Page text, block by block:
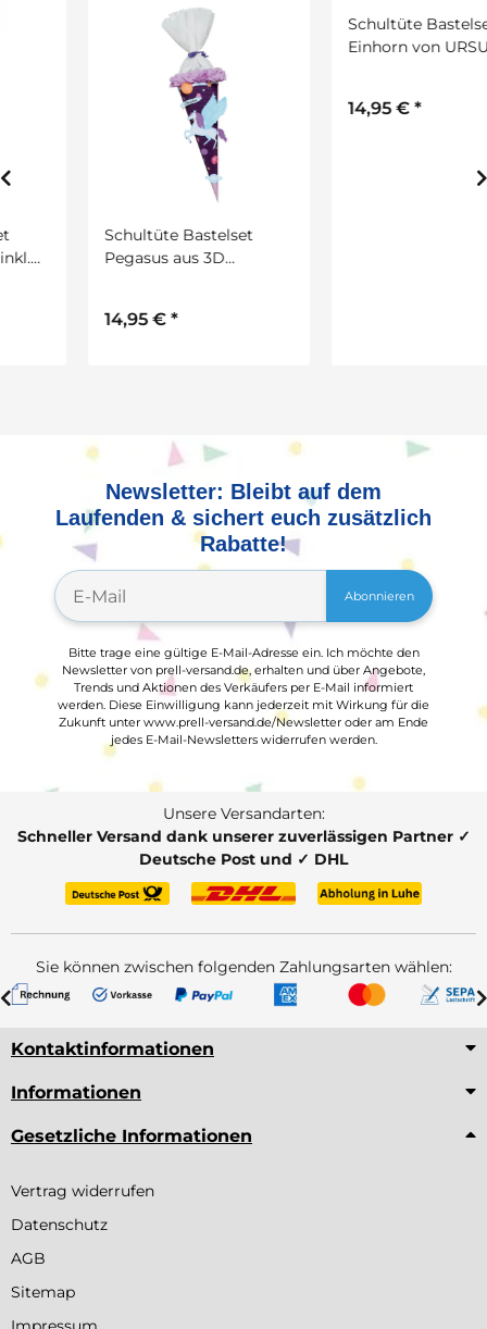
Schultüte Bastelset
Pegasus aus 3D
Newsletter: Bleibt auf dem
Laufenden & sichert euch zusätzlich
Rabatte!
Abonnieren
Bitte trage eine gültige E-Mail-Adresse ein. Ich möchte den
Newsletter von prell-versand.de, erhalten und über Angebote,
Trends und Aktionen des Verkäufers per E-Mail informiert
werden. Diese Einwilligung kann jederzeit mit Wirkung für die
Zukunft unter www.prell-versand.de/Newsletter oder am Ende
jedes E-Mail-Newsletters widerrufen werden.
Unsere Versandarten:
Schneller Versand dank unserer zuverlässigen Partner ✓
Deutsche Post und ✓ DHL
Sie können zwischen folgenden Zahlungsarten wählen:
Kontaktinformationen
Informationen
Gesetzliche Informationen
Vertrag widerrufen
Datenschutz
AGB
Sitemap